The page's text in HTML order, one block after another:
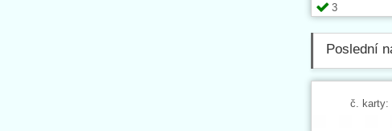
3
Poslední
č. karty: